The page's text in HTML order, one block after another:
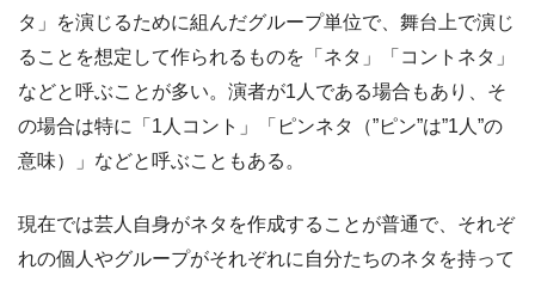
タ」を演じるために組んだグループ単位で、舞台上で演じ
ることを想定して作られるものを「ネタ」「コントネタ」
などと呼ぶことが多い。演者が1人である場合もあり、そ
の場合は特に「1人コント」「ピンネタ（”ピン”は”1人”の
意味）」などと呼ぶこともある。
現在では芸人自身がネタを作成することが普通で、それぞ
れの個人やグループがそれぞれに自分たちのネタを持って